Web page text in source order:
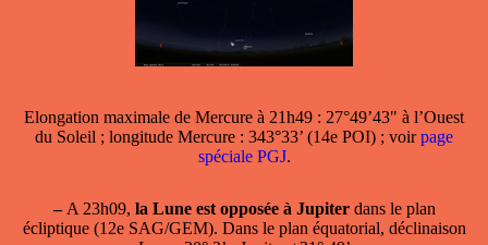
Elongation maximale de Mercure à 21h49 : 27°49’43" à l’Ouest
du Soleil ; longitude Mercure : 343°33’ (14e POI) ; voirpage
spéciale PGJ.
–A 23h09, la Lune est opposée à Jupiterdans le plan
écliptique (12e SAG/GEM). Dans le plan équatorial, déclinaison